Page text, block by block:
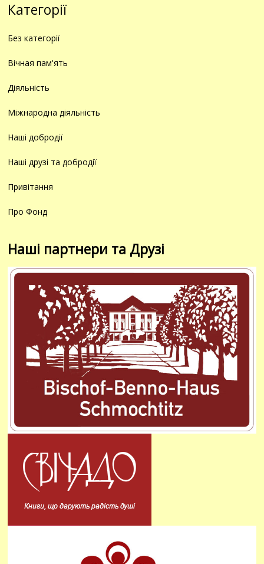
Категорії
Без категорії
Вічная пам'ять
Діяльність
Міжнародна діяльність
Наші добродії
Наші друзі та добродії
Привітання
Про Фонд
Наші партнери та Друзі